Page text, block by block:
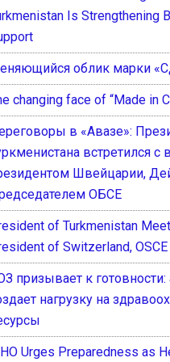
Is Strengthening
облик марки
changing face of “Made in
в «Авазе»:
встретился с
Швейцарии,
ОБСЕ
of Turkmenistan
of Switzerland,
призывает к
нагрузку на
Urges Preparedness as